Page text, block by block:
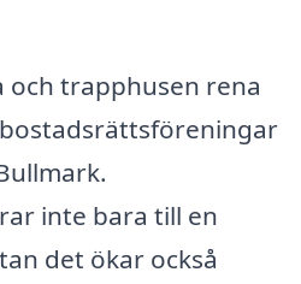
trapphusen rena
inte bara till en
det ökar också